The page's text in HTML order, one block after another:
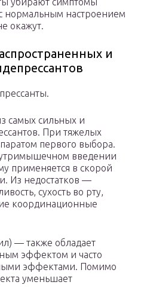
нормальным настроением
окажут.
и
самых сильных и
При тяжелых
первого выбора.
введении
применяется в скорой
Из недостатков —
сухость во рту,
координационные
— также обладает
эффектом и часто
эффектами. Помимо
уменьшает